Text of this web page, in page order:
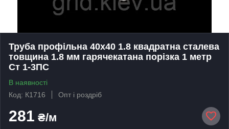
Труба профільна 40х40 1.8 квадратна сталева
товщина 1.8 мм гарячекатана порізка 1 метр
Ст 1-3ПС
В наявності
Код: К1716
Опт і роздріб
281 ₴/м